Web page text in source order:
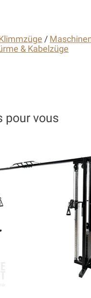
Klimmzüge /
& Kabelzüge
pour vous